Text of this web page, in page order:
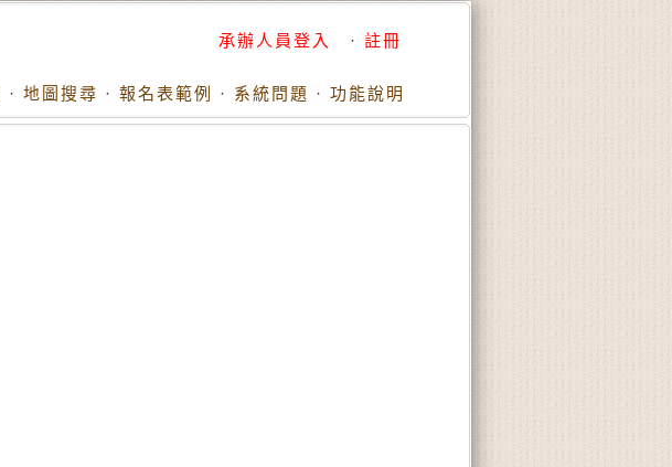
承辦人員登入 · 註冊
· 地圖搜尋 · 報名表範例 · 系統問題 · 功能說明